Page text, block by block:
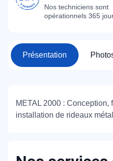
Nos techniciens sont
opérationnels 365
Présentation
METAL 2000 : Conception,
installation de rideaux